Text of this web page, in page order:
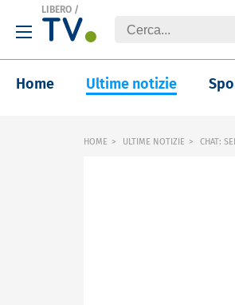
LIBERO /
Home Ultime notizie
HOME ULTIME NOTIZIE CHAT: